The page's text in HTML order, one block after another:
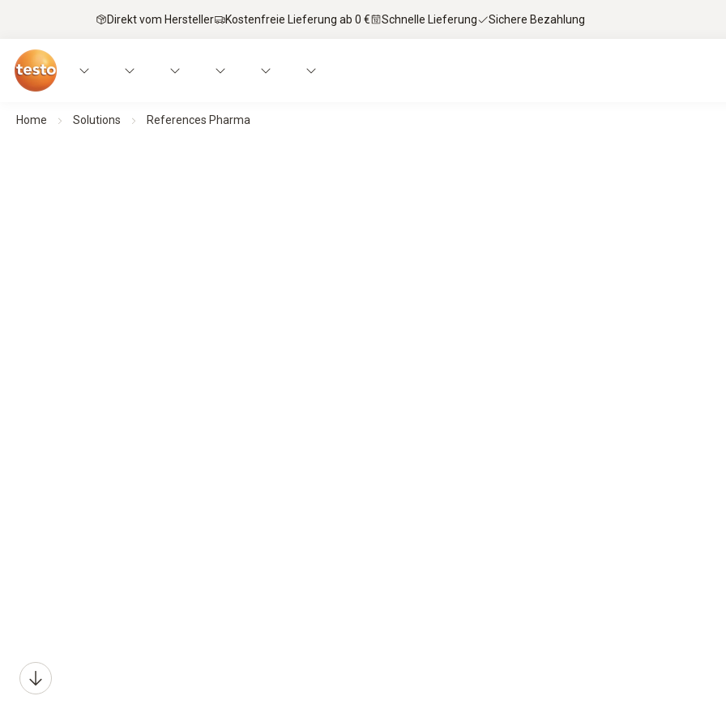
Direkt vom Hersteller Kostenfreie Lieferung ab 0 € Schnelle Lieferung Sichere Bezahlung
Home Solutions References Pharma